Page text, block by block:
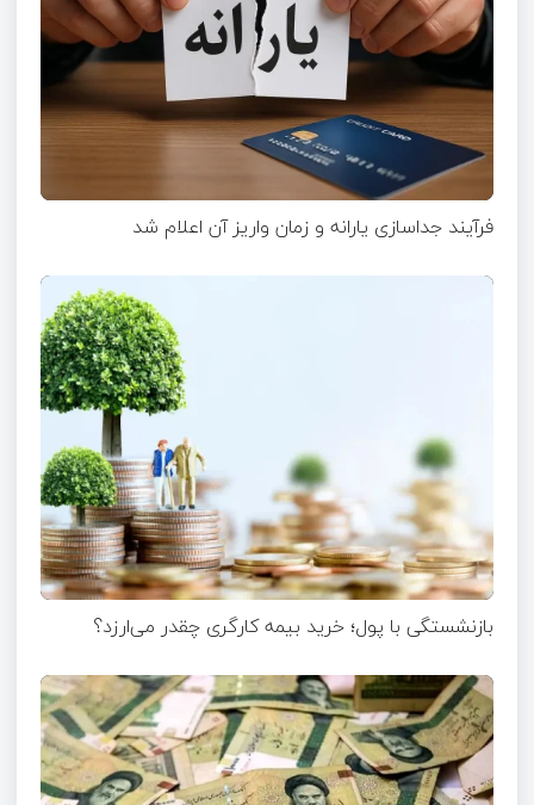
فرآیند جداسازی یارانه و زمان واریز آن اعلام شد
بازنشستگی با پول؛ خرید بیمه کارگری چقدر می‌ارزد؟